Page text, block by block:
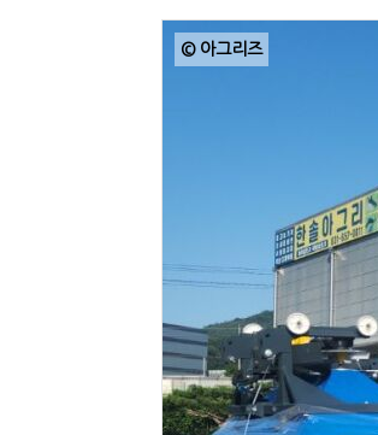
© 아그리즈